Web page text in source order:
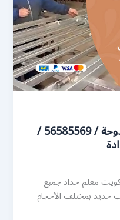
رقم حداد أبواب شاليهات الدوحة / 56585569 /
معلم حداد جميع
حديد بمختلف الأحجام